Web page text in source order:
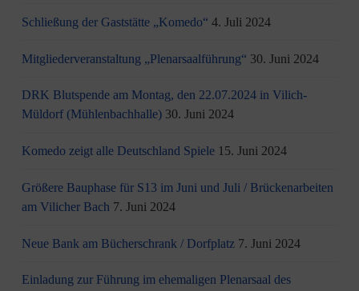
Schließung der Gaststätte „Komedo“ 4. Juli 2024
Mitgliederveranstaltung „Plenarsaalführung“ 30. Juni 2024
DRK Blutspende am Montag, den 22.07.2024 in Vilich-
Müldorf (Mühlenbachhalle) 30. Juni 2024
Komedo zeigt alle Deutschland Spiele 15. Juni 2024
Größere Bauphase für S13 im Juni und Juli / Brü­cken­ar­bei­ten
am Vi­li­cher Bach 7. Juni 2024
Neue Bank am Bücherschrank / Dorfplatz 7. Juni 2024
Einladung zur Führung im ehemaligen Plenarsaal des